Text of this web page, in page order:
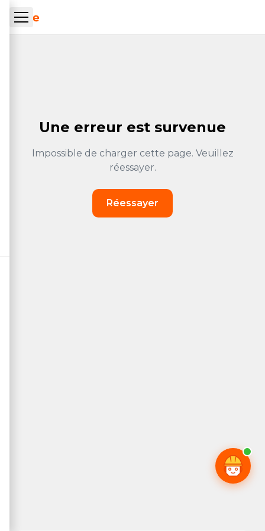
Aller au contenu principal
Une erreur est survenue
Impossible de charger cette page. Veuillez
réessayer.
Réessayer